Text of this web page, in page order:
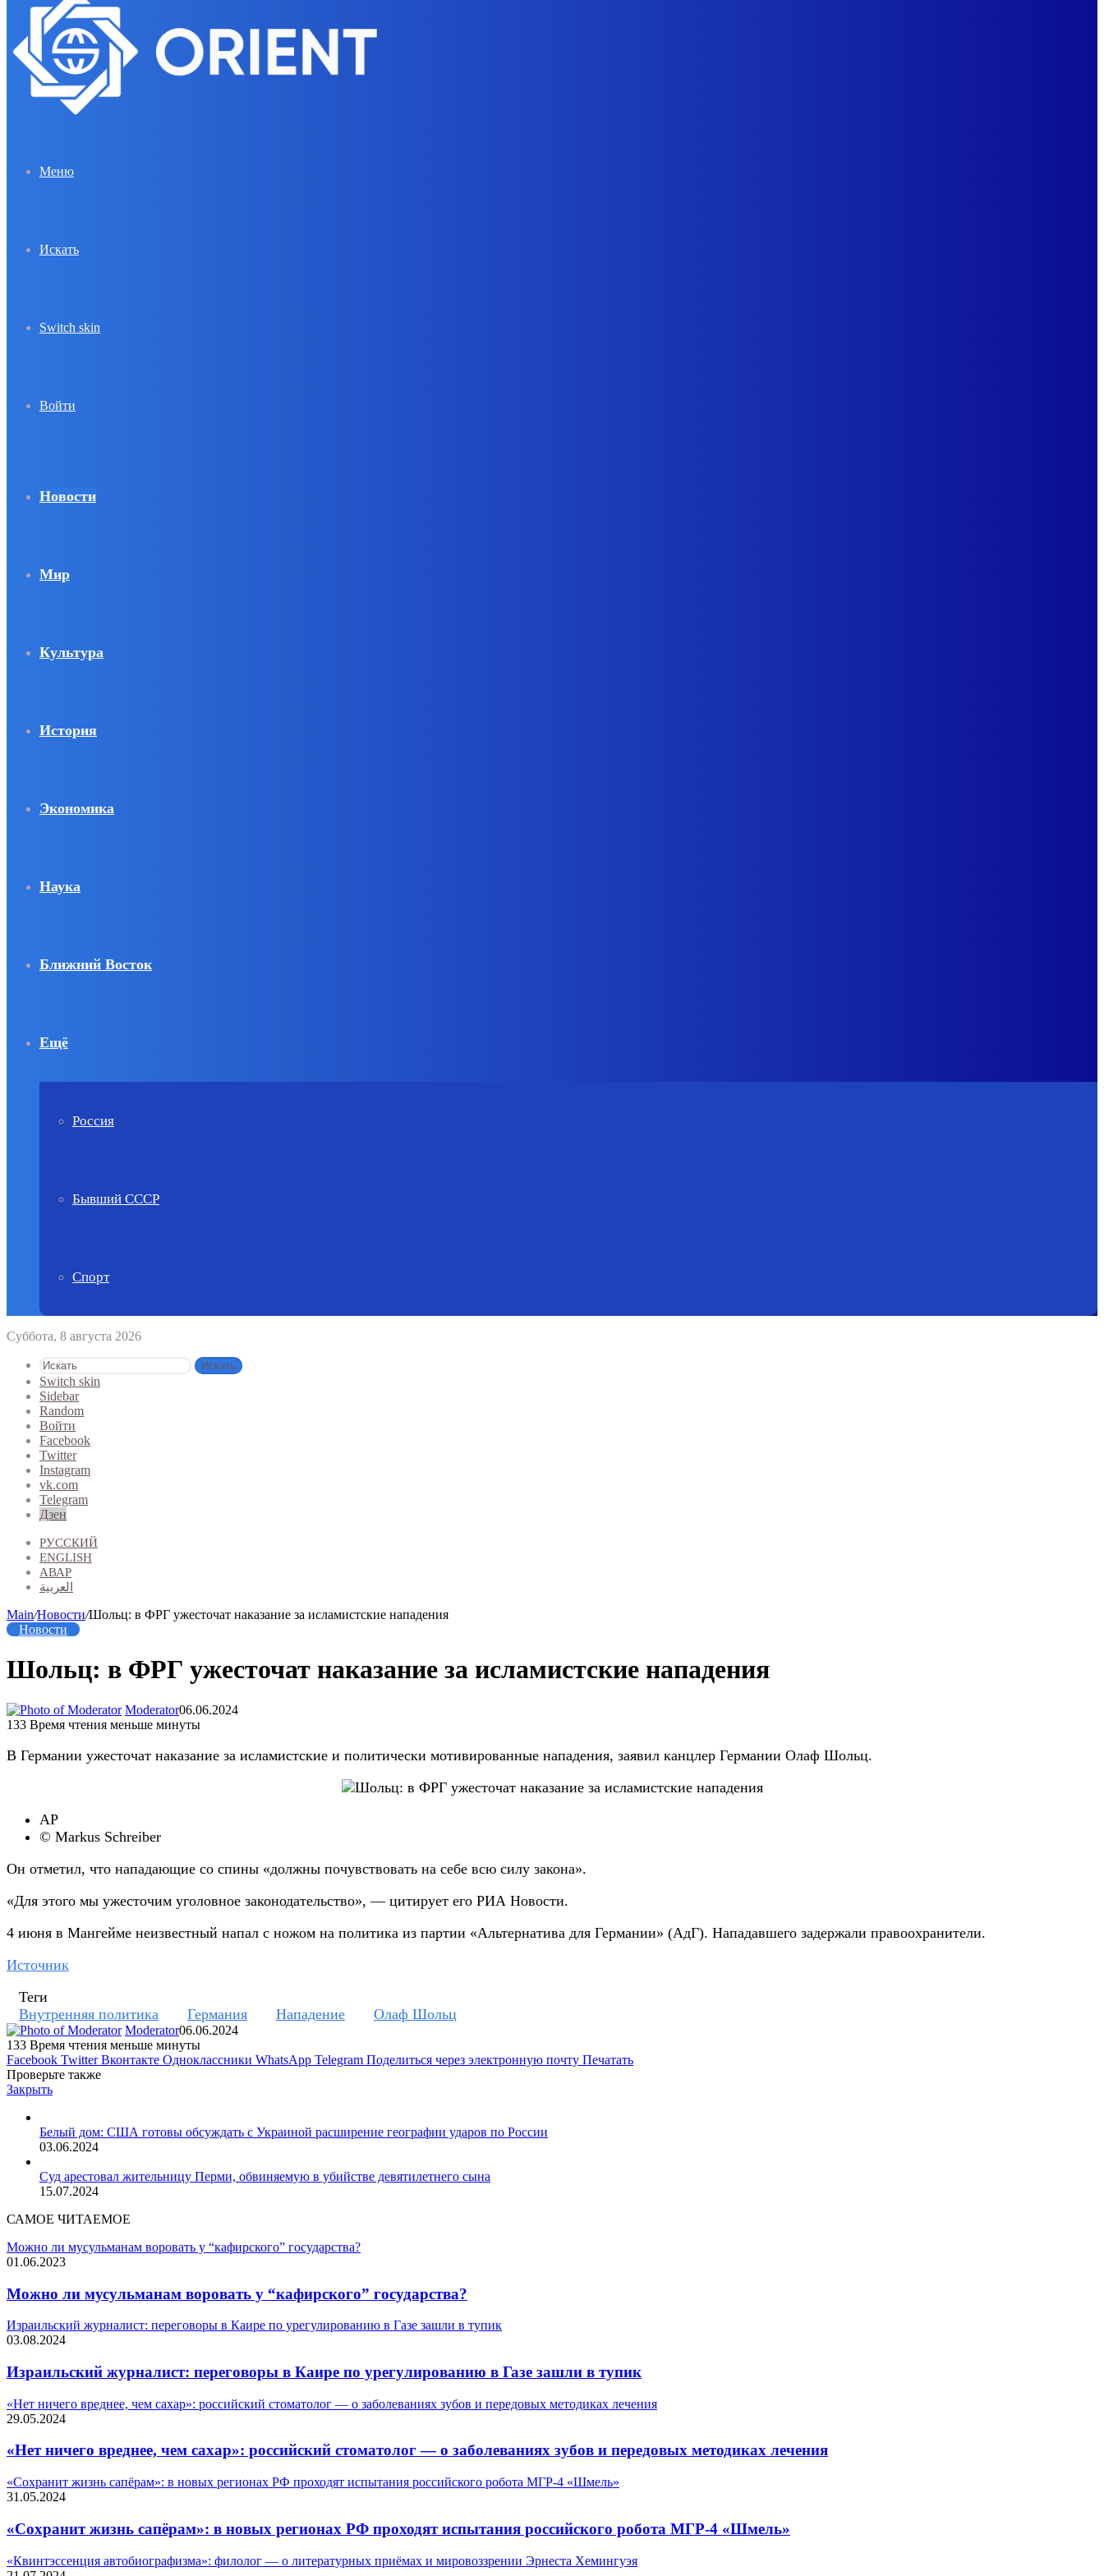
Меню
Искать
Switch skin
Войти
Новости
Мир
Культура
История
Экономика
Наука
Ближний Восток
Ещё
Россия
Бывший СССР
Спорт
Суббота, 8 августа 2026
Искать
Switch skin
Sidebar
Random
Войти
Facebook
Twitter
Instagram
vk.com
Telegram
Дзен
РУССКИЙ
ENGLISH
АВАР
العربية
Main/Новости/Шольц: в ФРГ ужесточат наказание за исламистские нападения
Новости
Шольц: в ФРГ ужесточат наказание за исламистские нападения
Moderator06.06.2024
133 Время чтения меньше минуты
В Германии ужесточат наказание за исламистские и политически мотивированные нападения, заявил канцлер Германии Олаф Шольц.
AP
© Markus Schreiber
Он отметил, что нападающие со спины «должны почувствовать на себе всю силу закона».
«Для этого мы ужесточим уголовное законодательство», — цитирует его РИА Новости.
4 июня в Мангейме неизвестный напал с ножом на политика из партии «Альтернатива для Германии» (АдГ). Нападавшего задержали правоохранители.
Источник
Теги
Внутренняя политика
Германия Нападение Олаф Шольц
Moderator06.06.2024
133 Время чтения меньше минуты
Facebook Twitter Вконтакте Одноклассники WhatsApp Telegram Поделиться через электронную почту Печатать
Проверьте также
Закрыть
Белый дом: США готовы обсуждать с Украиной расширение географии ударов по России
03.06.2024
Суд арестовал жительницу Перми, обвиняемую в убийстве девятилетнего сына
15.07.2024
САМОЕ ЧИТАЕМОЕ
Можно ли мусульманам воровать у “кафирского” государства?
01.06.2023
Можно ли мусульманам воровать у “кафирского” государства?
Израильский журналист: переговоры в Каире по урегулированию в Газе зашли в тупик
03.08.2024
Израильский журналист: переговоры в Каире по урегулированию в Газе зашли в тупик
«Нет ничего вреднее, чем сахар»: российский стоматолог — о заболеваниях зубов и передовых методиках лечения
29.05.2024
«Нет ничего вреднее, чем сахар»: российский стоматолог — о заболеваниях зубов и передовых методиках лечения
«Сохранит жизнь сапёрам»: в новых регионах РФ проходят испытания российского робота МГР-4 «Шмель»
31.05.2024
«Сохранит жизнь сапёрам»: в новых регионах РФ проходят испытания российского робота МГР-4 «Шмель»
«Квинтэссенция автобиографизма»: филолог — о литературных приёмах и мировоззрении Эрнеста Хемингуэя